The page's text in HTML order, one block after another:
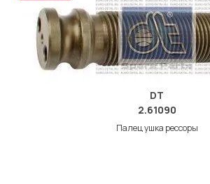
DT
2.61090
Палец ушка рессоры